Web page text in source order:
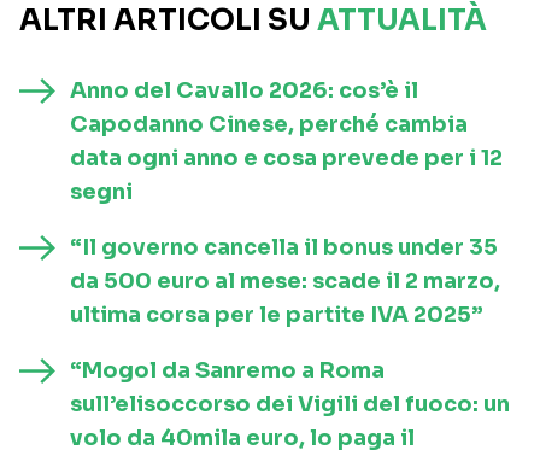
ALTRI ARTICOLI SU ATTUALITÀ
Anno del Cavallo 2026: cos’è il
Capodanno Cinese, perché cambia
data ogni anno e cosa prevede per i 12
segni
“Il governo cancella il bonus under 35
da 500 euro al mese: scade il 2 marzo,
ultima corsa per le partite IVA 2025”
“Mogol da Sanremo a Roma
sull’elisoccorso dei Vigili del fuoco: un
volo da 40mila euro, lo paga il